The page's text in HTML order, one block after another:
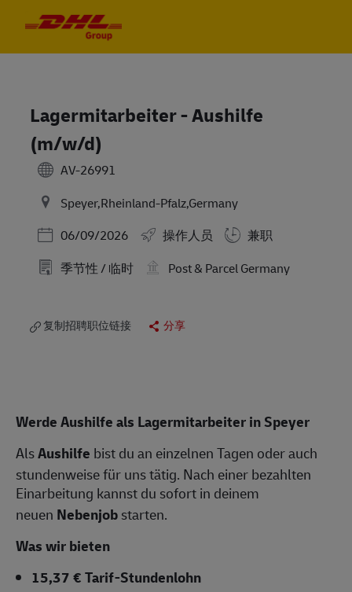
Lagermitarbeiter - Aushilfe
(m/w/d)
AV-26991
Speyer,Rheinland-Pfalz,Germany
Posted Date
06/09/2026 操作人员
兼职
季节性 / 临时
Post & Parcel Germany
复制招聘职位链接 分享
Werde Aushilfe als Lagermitarbeiter in Speyer
AlsAushilfe bist du an einzelnen Tagen oder auch
stundenweise für uns tätig. Nach einer bezahlten
Einarbeitung kannst du sofort in deinem
neuen Nebenjobstarten.
Was wir bieten
15,37 € Tarif-Stundenlohn